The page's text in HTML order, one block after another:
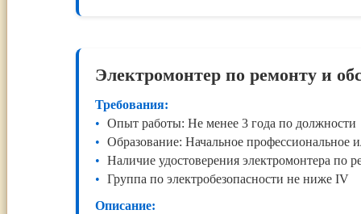
Электромонтер по ремонту и
Требования:
Опыт работы: Не менее 3 года по должности
Образование: Начальное профессиональное
Наличие удостоверения электромонтера по
Группа по электробезопасности не ниже IV
Описание: